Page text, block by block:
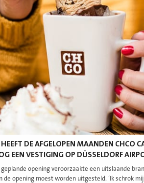
HEEFT DE AFGELOPEN MAANDEN CHCO
EEN VESTIGING OP DÜSSELDORF
opening veroorzaakte een uitslaande
opening moest worden uitgesteld. ‘Ik schrok